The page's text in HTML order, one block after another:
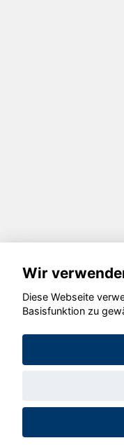
Wir
Diese Webseite
Basisfunktion zu